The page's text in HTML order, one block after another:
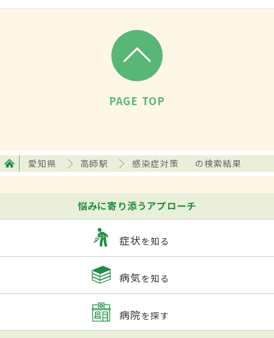
PAGE TOP
愛知県 高師駅 感染症対策 の検索結果
悩みに寄り添うアプローチ
症状を知る
病気を知る
病院を探す